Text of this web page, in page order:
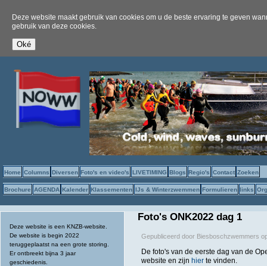
Deze website maakt gebruik van cookies om u de beste ervaring te geven
gebruik van deze cookies.
Home Columns Diversen Foto's en video's LIVETIMING Blogs Regio's Contact Zoeken
Brochure AGENDA Kalender Klassementen IJs & Winterzwemmen Formulieren links
Deze website is een KNZB-website.
De website is begin 2022
teruggeplaatst na een grote storing.
Er ontbreekt bijna 3 jaar
geschiedenis.
Foto's ONK2022 dag 1
Gepubliceerd door Biesboschzwemmers
De foto's van de eerste dag van de
website en zijn hierte vinden.